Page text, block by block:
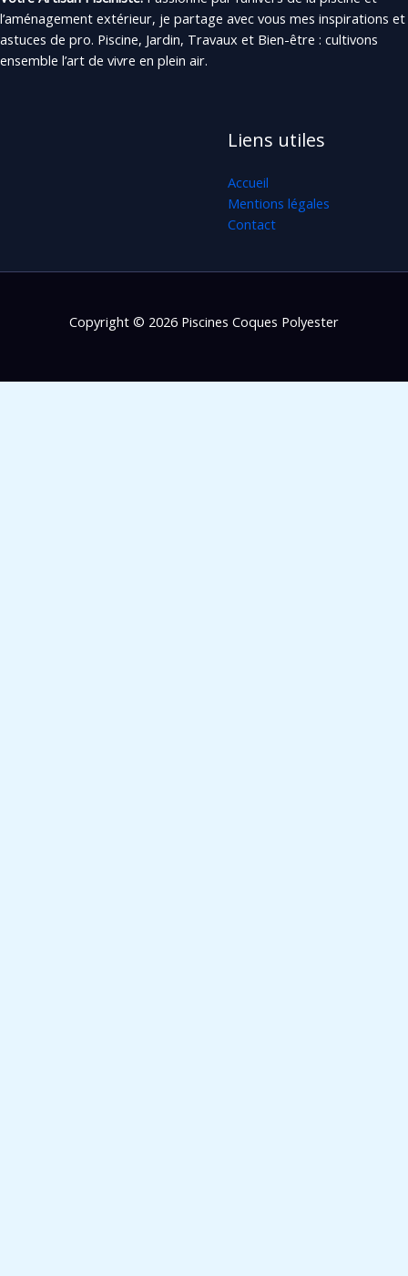
l’aménagement extérieur, je partage avec vous mes inspirations et
astuces de pro. Piscine, Jardin, Travaux et Bien-être : cultivons
ensemble l’art de vivre en plein air.
Liens utiles
Accueil
Mentions légales
Contact
Copyright © 2026 Piscines Coques Polyester